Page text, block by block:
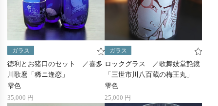
ガラス
徳利とお猪口のセット ／喜多
川歌麿「稀ニ逢恋」
雫色
35,000 円
ガラス
ロックグラス ／歌舞妓堂艶鏡
「三世市川八百蔵の梅王丸」
雫色
25,000 円